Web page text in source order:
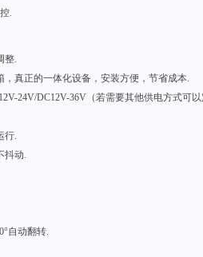
.
整.
真正的一体化设备，安装方便，节省成本.
24V/DC12V-36V（若需要其他供电方式可以
行.
抖动.
自动翻转.